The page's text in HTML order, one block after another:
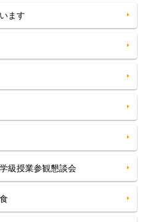
ます
級授業参観懇談会